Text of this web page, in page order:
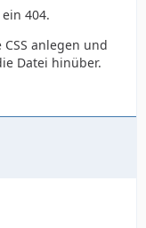
404.
anlegen und
Datei hinüber.